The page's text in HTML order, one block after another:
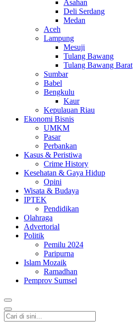
Asahan
Deli Serdang
Medan
Aceh
Lampung
Mesuji
Tulang Bawang
Tulang Bawang Barat
Sumbar
Babel
Bengkulu
Kaur
Kepulauan Riau
Ekonomi Bisnis
UMKM
Pasar
Perbankan
Kasus & Peristiwa
Crime History
Kesehatan & Gaya Hidup
Opini
Wisata & Budaya
IPTEK
Pendidikan
Olahraga
Advertorial
Politik
Pemilu 2024
Paripurna
Islam Mozaik
Ramadhan
Pemprov Sumsel